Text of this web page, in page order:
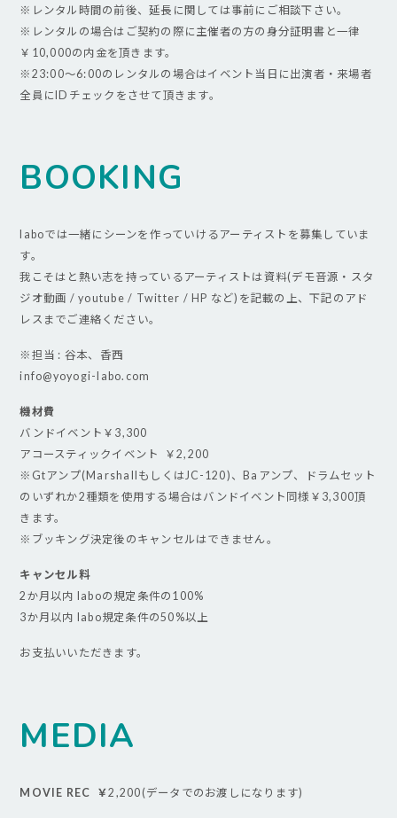
※レンタル時間の前後、延長に関しては事前にご相談下さい。
※レンタルの場合はご契約の際に主催者の方の身分証明書と一律
￥10,000の内金を頂きます。
※23:00～6:00のレンタルの場合はイベント当日に出演者・来場者
全員にIDチェックをさせて頂きます。
BOOKING
laboでは一緒にシーンを作っていけるアーティストを募集していま
す。
我こそはと熱い志を持っているアーティストは資料(デモ音源・スタ
ジオ動画 / youtube / Twitter / HP など)を記載の上、下記のアド
レスまでご連絡ください。
※担当 : 谷本、香西
info@yoyogi-labo.com
機材費
バンドイベント￥3,300
アコースティックイベント ￥2,200
※Gtアンプ(MarshallもしくはJC-120)、Baアンプ、ドラムセット
のいずれか2種類を使用する場合はバンドイベント同様￥3,300頂
きます。
※ブッキング決定後のキャンセルはできません。
キャンセル料
2か月以内 laboの規定条件の100%
3か月以内 labo規定条件の50%以上
お支払いいただきます。
MEDIA
MOVIE REC ￥2,200(データでのお渡しになります)